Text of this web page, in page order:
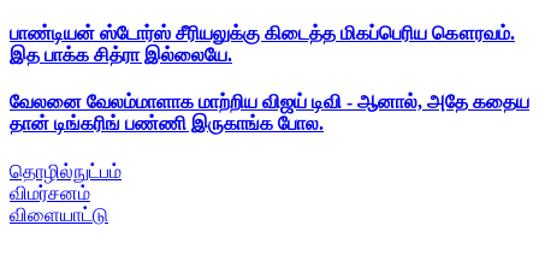
பாண்டியன் ஸ்டோர்ஸ் சீரியலுக்கு கிடைத்த மிகப்பெரிய கௌரவம்.
இத பாக்க சித்ரா இல்லையே.
வேலனை வேலம்மாளாக மாற்றிய விஜய் டிவி - ஆனால், அதே கதைய
தான் டிங்கரிங் பண்ணி இருகாங்க போல.
தொழில்நுட்பம்
விமர்சனம்
விளையாட்டு